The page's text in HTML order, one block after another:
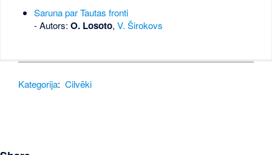
Saruna par Tautas fronti
- Autors: O. Losoto, V. Širokovs
Kategorija: Cilvēki